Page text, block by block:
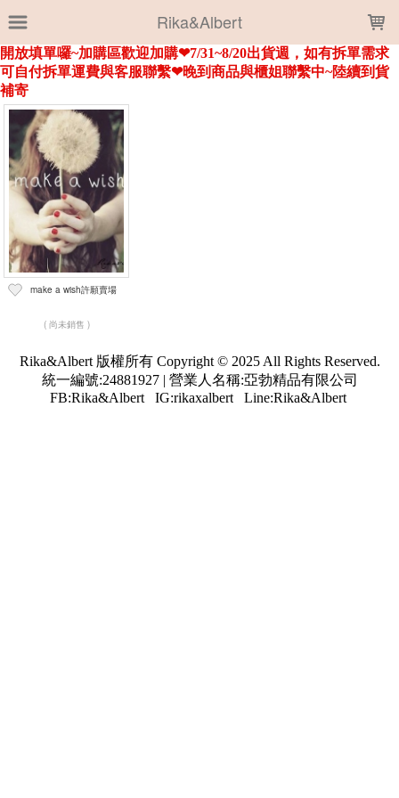
Rika&Albert
上架時間 銷售件數 銷售價格
樣式尺寸篩選
全部樣式 其他
全部尺寸 訂金1000
make a wish許願賣場
( 尚未銷售 )